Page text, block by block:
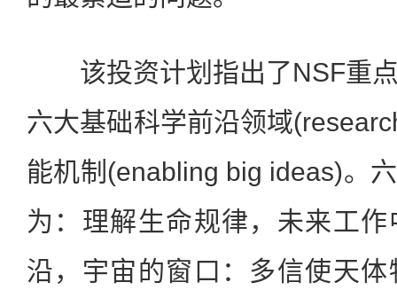
该投资计划指出了NSF重
六大基础科学前沿领域
能机制(enabling big ideas)。
为：理解生命规律，未来工
沿，宇宙的窗口：多信使天